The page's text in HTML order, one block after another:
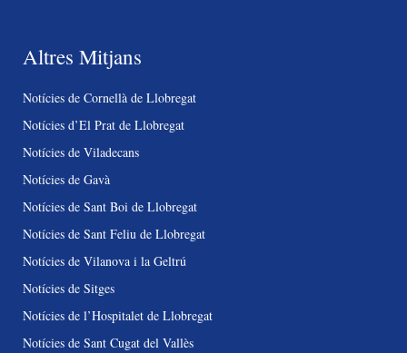
Altres Mitjans
Notícies de Cornellà de Llobregat
Notícies d’El Prat de Llobregat
Notícies de Viladecans
Notícies de Gavà
Notícies de Sant Boi de Llobregat
Notícies de Sant Feliu de Llobregat
Notícies de Vilanova i la Geltrú
Notícies de Sitges
Notícies de l’Hospitalet de Llobregat
Notícies de Sant Cugat del Vallès